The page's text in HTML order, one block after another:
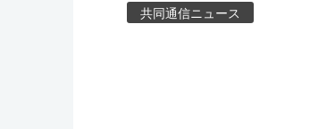
共同通信ニュース